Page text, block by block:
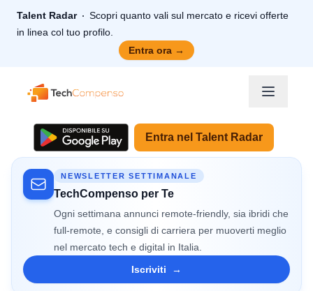
Talent Radar
Scopri quanto vali sul mercato e ricevi offerte
in linea col tuo profilo.
Entra ora →
TechCompenso
Entra nel Talent Radar
NEWSLETTER SETTIMANALE
TechCompenso per Te
Ogni settimana annunci remote-friendly, sia ibridi che
full-remote, e consigli di carriera per muoverti meglio
nel mercato tech e digital in Italia.
Iscriviti
→